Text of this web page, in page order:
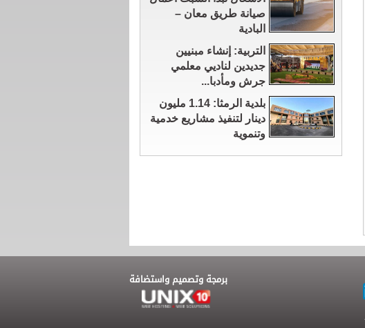
صيانة طريق معان –
البادية
التربية: إنشاء مبنيين
جديدين لناديي معلمي
جرش ومأدبا...
بلدية الرمثا: 1.14 مليون
دينار لتنفيذ مشاريع خدمية
وتنموية
برمجة وتصميم واستضافة